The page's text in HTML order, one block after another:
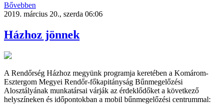
Bővebben
2019. március 20., szerda 06:06
Házhoz jönnek
A Rendőrség Házhoz megyünk programja keretében a Komárom-
Esztergom Megyei Rendőr-főkapitányság Bűnmegelőzési
Alosztályának munkatársai várják az érdeklődőket a következő
helyszíneken és időpontokban a mobil bűnmegelőzési centrummal: